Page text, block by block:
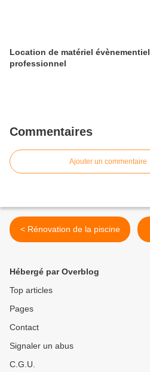
Location de matériel évènementiel
professionnel
Commentaires
Ajouter un commentaire
< Rénovation de la piscine
Hébergé par Overblog
Top articles
Pages
Contact
Signaler un abus
C.G.U.